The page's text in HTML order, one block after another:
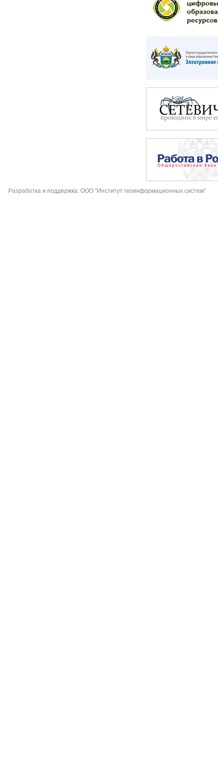
Разработка и поддержка: ООО "Институт геоинформационных систем"